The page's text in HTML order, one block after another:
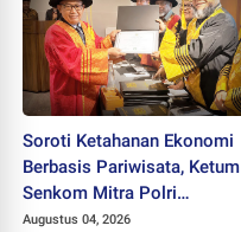
Soroti Ketahanan Ekonomi
Berbasis Pariwisata, Ketum
Senkom Mitra Polri
Dikukuhkan sebagai
Augustus 04, 2026